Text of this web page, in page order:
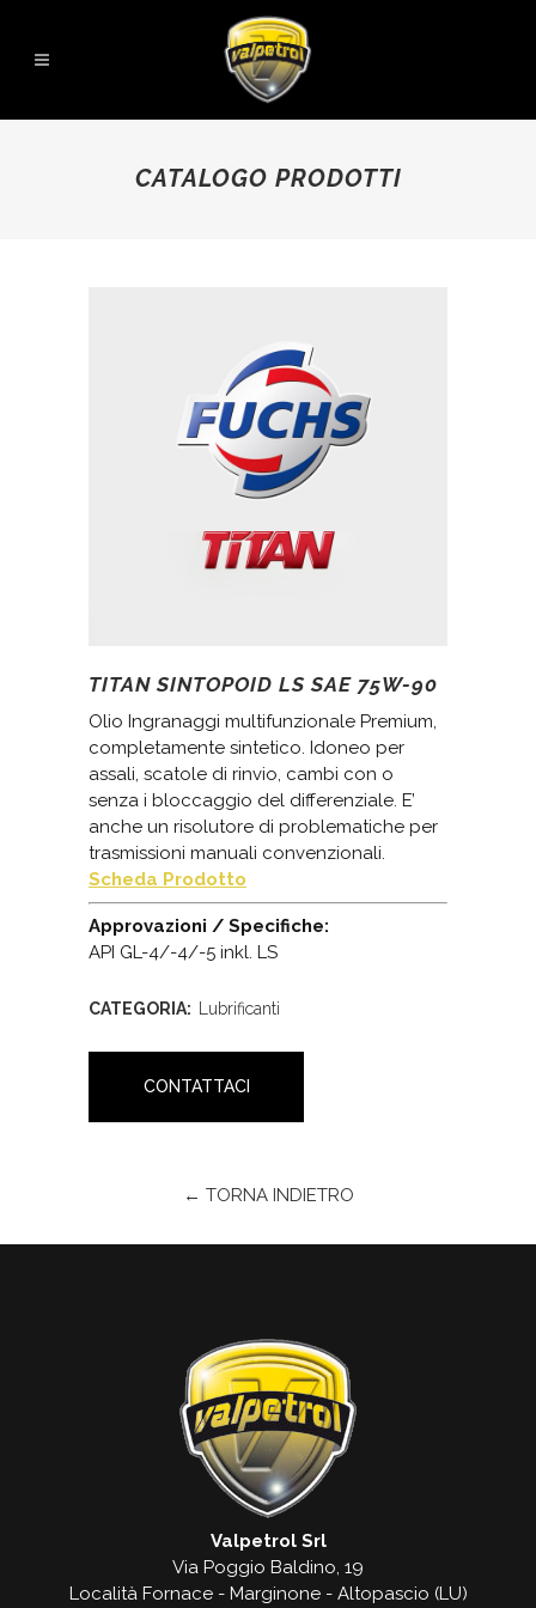
CATALOGO PRODOTTI
TITAN SINTOPOID LS SAE 75W-90
Olio Ingranaggi multifunzionale Premium,
completamente sintetico. Idoneo per
assali, scatole di rinvio, cambi con o
senza i bloccaggio del differenziale. E’
anche un risolutore di problematiche per
trasmissioni manuali convenzionali.
Scheda Prodotto
Approvazioni / Specifiche:
API GL-4/-4/-5 inkl. LS
CATEGORIA: Lubrificanti
CONTATTACI
← TORNA INDIETRO
Valpetrol Srl
Via Poggio Baldino, 19
Località Fornace - Marginone - Altopascio (LU)